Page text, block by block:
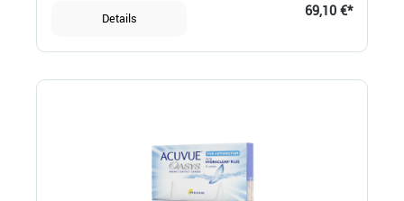
Details 69,10 €*